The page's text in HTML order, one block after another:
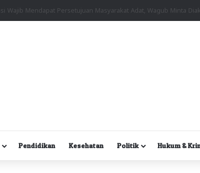
Pendidikan Kesehatan Politik Hukum &